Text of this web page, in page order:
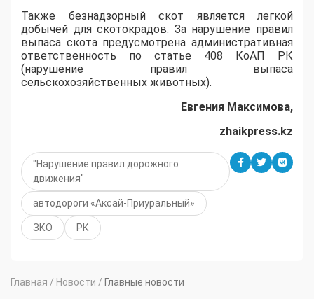
Также безнадзорный скот является легкой
добычей для скотокрадов. За нарушение правил
выпаса скота предусмотрена административная
ответственность по статье 408 КоАП РК
(нарушение правил выпаса
сельскохозяйственных животных).
Евгения Максимова,
zhaikpress.kz
"Нарушение правил дорожного
движения"
автодороги «Аксай-Приуральный»
ЗКО РК
Главная / Новости / Главные новости